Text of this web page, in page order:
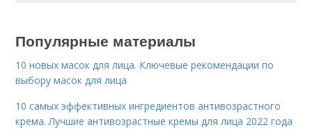
Популярные материалы
10 новых масок для лица. Ключевые рекомендации по
выбору масок для лица
10 самых эффективных ингредиентов антивозрастного
крема. Лучшие антивозрастные кремы для лица 2022 года